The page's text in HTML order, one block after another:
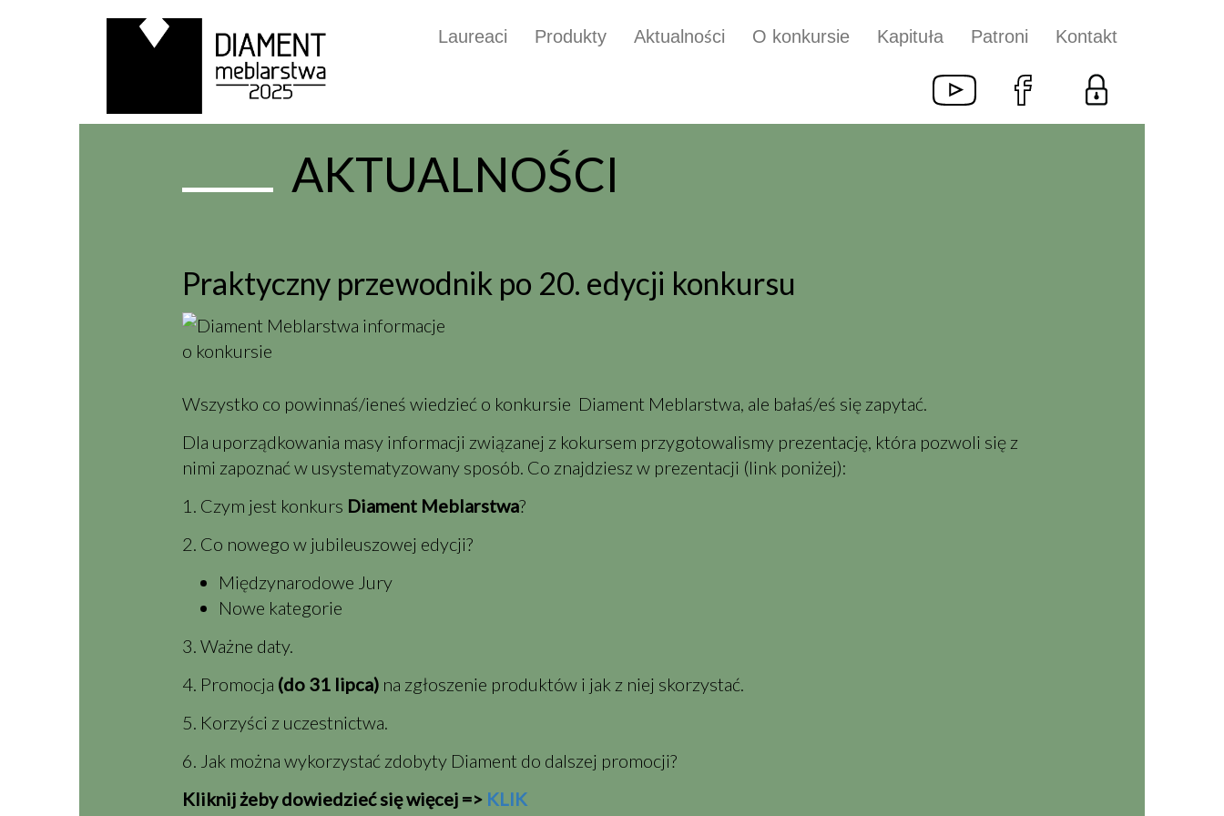
Laureaci Produkty Aktualności O konkursie Kapituła Patroni Kontakt
AKTUALNOŚCI
Praktyczny przewodnik po 20. edycji konkursu
Wszystko co powinnaś/ieneś wiedzieć o konkursie Diament Meblarstwa, ale bałaś/eś się zapytać.
Dla uporządkowania masy informacji związanej z kokursem przygotowalismy prezentację, która pozwoli się z
nimi zapoznać w usystematyzowany sposób. Co znajdziesz w prezentacji (link poniżej):
1. Czym jest konkurs Diament Meblarstwa?
2. Co nowego w jubileuszowej edycji?
Międzynarodowe Jury
Nowe kategorie
3. Ważne daty.
4. Promocja (do 31 lipca)na zgłoszenie produktów i jak z niej skorzystać.
5. Korzyści z uczestnictwa.
6. Jak można wykorzystać zdobyty Diament do dalszej promocji?
Kliknij żeby dowiedzieć się więcej => KLIK